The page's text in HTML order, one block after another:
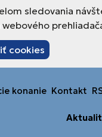
sledovania
cookies
konanie Kontakt